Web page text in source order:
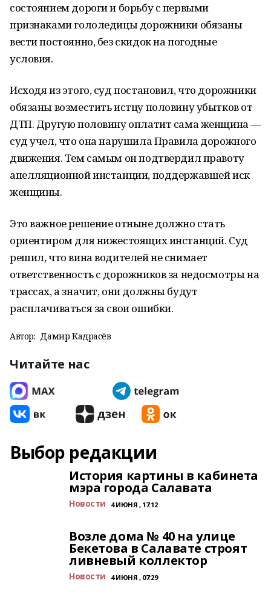
состоянием дороги и борьбу с первыми
признаками гололедицы дорожники обязаны
вести постоянно, без скидок на погодные
условия.
Исходя из этого, суд постановил, что дорожники
обязаны возместить истцу половину убытков от
ДТП. Другую половину оплатит сама женщина —
суд учел, что она нарушила Правила дорожного
движения. Тем самым он подтвердил правоту
апелляционной инстанции, поддержавшей иск
женщины.
Это важное решение отныне должно стать
ориентиром для нижестоящих инстанций. Суд
решил, что вина водителей не снимает
ответственность с дорожников за недосмотры на
трассах, а значит, они должны будут
расплачиваться за свои ошибки.
Автор: Дамир Кадрасёв
Читайте нас
Выбор редакции
История картины в кабинета
мэра города Салавата
Новости 4 ИЮНЯ , 17:12
Возле дома № 40 на улице
Бекетова в Салавате строят
ливневый коллектор
Новости 4 ИЮНЯ , 07:29